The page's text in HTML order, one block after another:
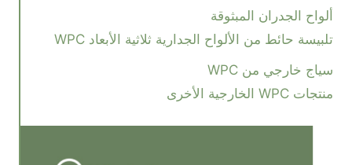
ألواح الجدران المبثوقة
تلبيسة حائط من الألواح الجدارية ثلاثية الأبعاد WPC
سياج خارجي من WPC
منتجات WPC الخارجية الأخرى